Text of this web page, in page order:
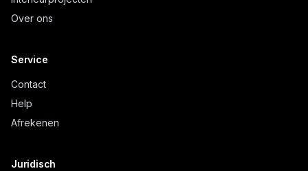
Over ons
Service
Contact
Help
Afrekenen
Juridisch